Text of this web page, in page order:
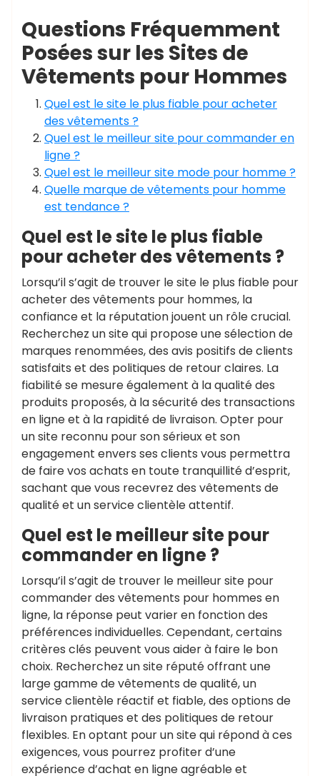
Questions Fréquemment
Posées sur les Sites de
Vêtements pour Hommes
Quel est le site le plus fiable pour acheter
des vêtements ?
Quel est le meilleur site pour commander en
ligne ?
Quel est le meilleur site mode pour homme ?
Quelle marque de vêtements pour homme
est tendance ?
Quel est le site le plus fiable
pour acheter des vêtements ?
Lorsqu’il s’agit de trouver le site le plus fiable pour
acheter des vêtements pour hommes, la
confiance et la réputation jouent un rôle crucial.
Recherchez un site qui propose une sélection de
marques renommées, des avis positifs de clients
satisfaits et des politiques de retour claires. La
fiabilité se mesure également à la qualité des
produits proposés, à la sécurité des transactions
en ligne et à la rapidité de livraison. Opter pour
un site reconnu pour son sérieux et son
engagement envers ses clients vous permettra
de faire vos achats en toute tranquillité d’esprit,
sachant que vous recevrez des vêtements de
qualité et un service clientèle attentif.
Quel est le meilleur site pour
commander en ligne ?
Lorsqu’il s’agit de trouver le meilleur site pour
commander des vêtements pour hommes en
ligne, la réponse peut varier en fonction des
préférences individuelles. Cependant, certains
critères clés peuvent vous aider à faire le bon
choix. Recherchez un site réputé offrant une
large gamme de vêtements de qualité, un
service clientèle réactif et fiable, des options de
livraison pratiques et des politiques de retour
flexibles. En optant pour un site qui répond à ces
exigences, vous pourrez profiter d’une
expérience d’achat en ligne agréable et